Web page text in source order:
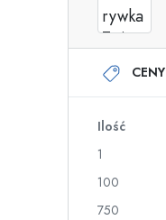
Dozowniki airless
Butelki roll-on
Butelki z nadrukiem
Butelki na gin
Ilość
1
100
750